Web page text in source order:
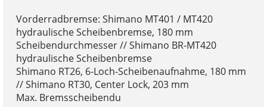
Vorderradbremse: Shimano MT401 / MT420
hydraulische Scheibenbremse, 180 mm
Scheibendurchmesser // Shimano BR-MT420
hydraulische Scheibenbremse
Shimano RT26, 6-Loch-Scheibenaufnahme, 180 mm
// Shimano RT30, Center Lock, 203 mm
Max. Bremsscheibendu